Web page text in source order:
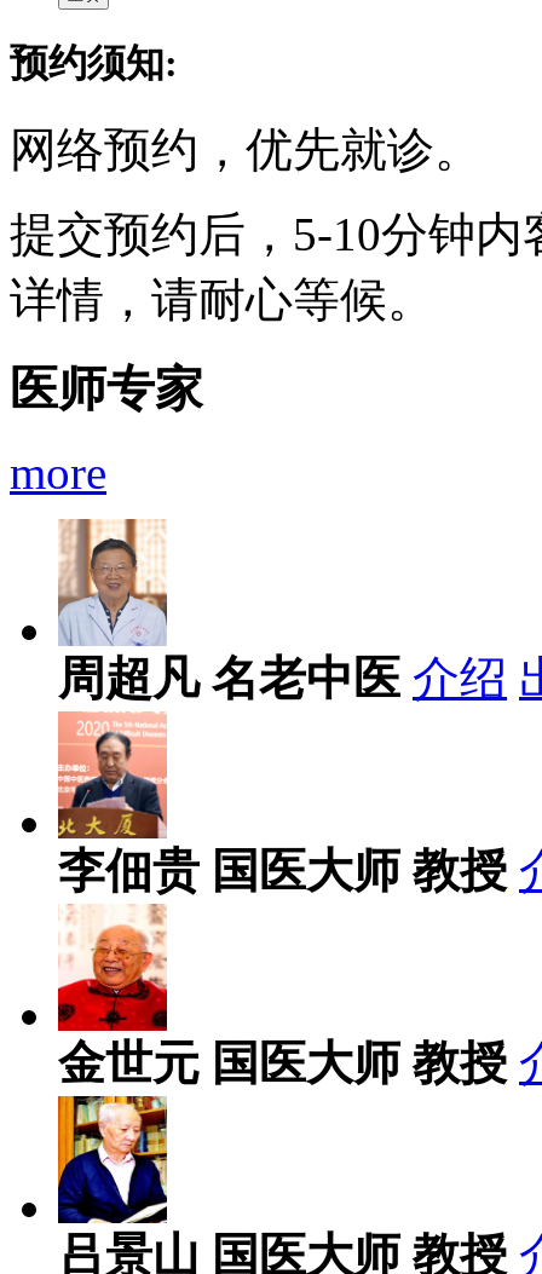
预约须知:
网络预约，优先就诊。
提交预约后，5-10分钟
详情，请耐心等候。
医师专家
more
周超凡 名老中医 介绍
李佃贵 国医大师 教授
金世元 国医大师 教授
吕景山 国医大师 教授